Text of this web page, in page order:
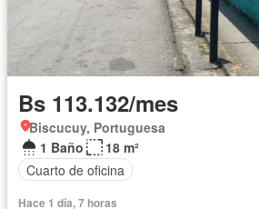
Bs 113.132/mes
Biscucuy, Portuguesa
1 Baño
18 m²
Cuarto de oficina
Hace 1 día, 7 horas